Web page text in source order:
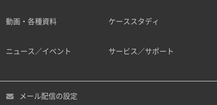
職種
動画・各種資料 ケーススタディ
ニュース／イベント サービス／サポート
メール配信の設定